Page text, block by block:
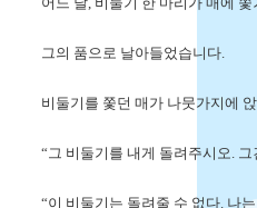
그의 품으로 날아들었습니다.
비둘기를 쫓던 매가 나뭇가지에
“그 비둘기를 내게 돌려주시오.
“이 비둘기는 돌려줄 수 없다. 나